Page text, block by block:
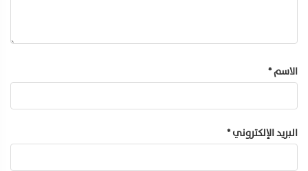
الاسم*
البريد الإلكتروني*